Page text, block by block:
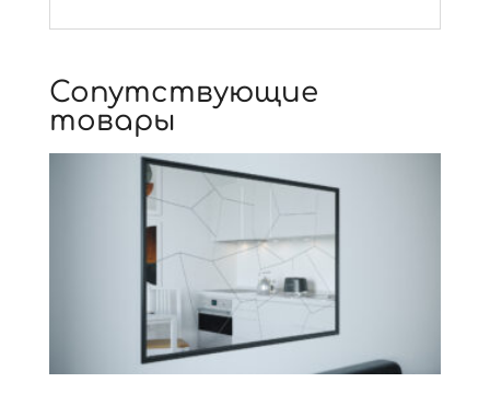
Сопутствующие
товары